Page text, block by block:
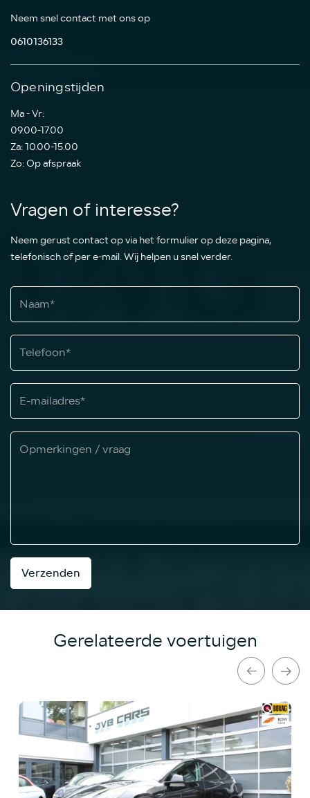
Neem snel contact met ons op
0610136133
Openingstijden
Ma - Vr:
09.00-17.00
Za: 10.00-15.00
Zo: Op afspraak
Vragen of interesse?
Neem gerust contact op via het formulier op deze pagina,
telefonisch of per e-mail. Wij helpen u snel verder.
Verzenden
Gerelateerde voertuigen